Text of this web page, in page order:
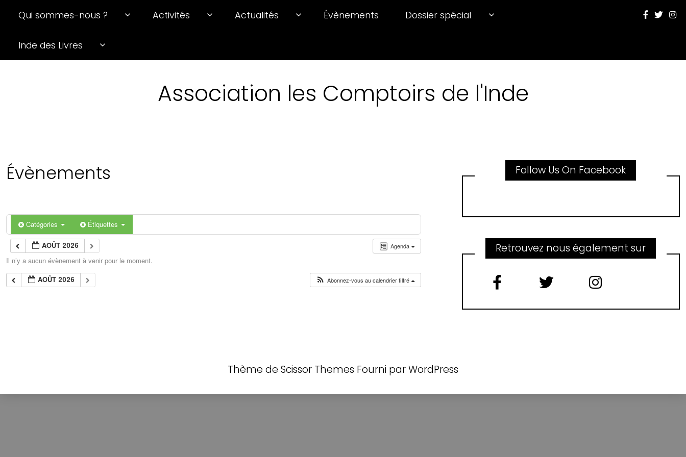
Qui sommes-nous ? Activités Actualités Évènements Dossier spécial
Inde des Livres
Association les Comptoirs de l'Inde
Évènements
Catégories Étiquettes
Agenda
AOÛT 2026
Il n’y a aucun évènement à venir pour le moment.
AOÛT 2026
Abonnez-vous au calendrier filtré
Follow Us On Facebook
Retrouvez nous également sur
Thème de Scissor Themes Fourni parWordPress